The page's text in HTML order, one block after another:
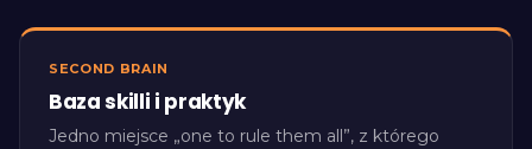
SECOND BRAIN
Baza skilli i praktyk
Jedno miejsce „one to rule them all”, z którego